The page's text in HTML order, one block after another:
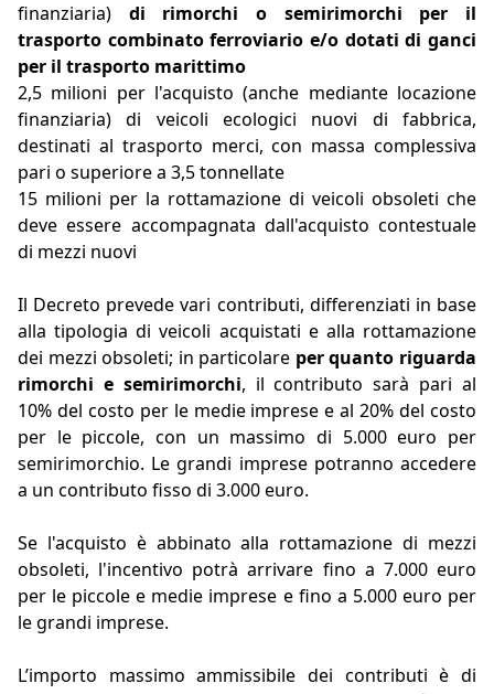
finanziaria) di rimorchi o semirimorchi per il
trasporto combinato ferroviario e/o dotati di ganci
per il trasporto marittimo
2,5 milioni per l'acquisto (anche mediante locazione
finanziaria) di veicoli ecologici nuovi di fabbrica,
destinati al trasporto merci, con massa complessiva
pari o superiore a 3,5 tonnellate
15 milioni per la rottamazione di veicoli obsoleti che
deve essere accompagnata dall'acquisto contestuale
di mezzi nuovi
Il Decreto prevede vari contributi, differenziati in base
alla tipologia di veicoli acquistati e alla rottamazione
dei mezzi obsoleti; in particolare per quanto riguarda
rimorchi e semirimorchi, il contributo sarà pari al
10% del costo per le medie imprese e al 20% del costo
per le piccole, con un massimo di 5.000 euro per
semirimorchio. Le grandi imprese potranno accedere
a un contributo fisso di 3.000 euro.
Se l'acquisto è abbinato alla rottamazione di mezzi
obsoleti, l'incentivo potrà arrivare fino a 7.000 euro
per le piccole e medie imprese e fino a 5.000 euro per
le grandi imprese.
L’importo massimo ammissibile dei contributi è di